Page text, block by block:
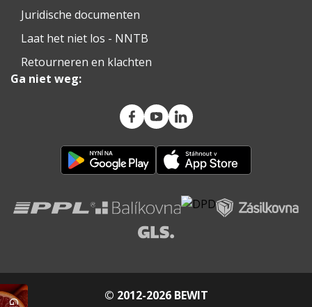
Juridische documenten
Laat het niet los - NNTB
Retourneren en klachten
Ga niet weg:
© 2012-2026 BEWIT